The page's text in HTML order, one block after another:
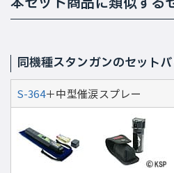
同機種スタンガンのセット
S-364＋中型催涙スプレー